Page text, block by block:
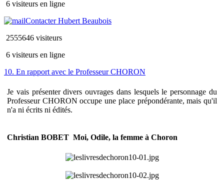
6 visiteurs en ligne
Contacter Hubert Beaubois
2555646 visiteurs
6 visiteurs en ligne
10. En rapport avec le Professeur CHORON
Je vais présenter divers ouvrages dans lesquels le personnage du
Professeur CHORON occupe une place prépondérante, mais qu'il
n'a ni écrits ni édités.
Christian BOBET  Moi, Odile, la femme à Choron